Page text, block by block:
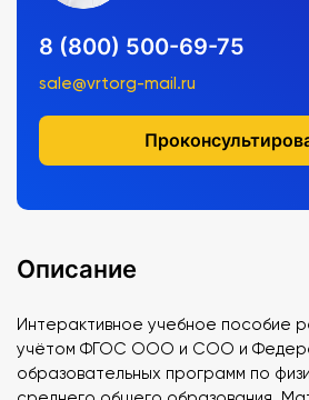
8 (800) 500-69-75
sale@vrtorg-mail.ru
Описание
Интерактивное учебное пособие
учётом ФГОС ООО и СОО и
образовательных программ по